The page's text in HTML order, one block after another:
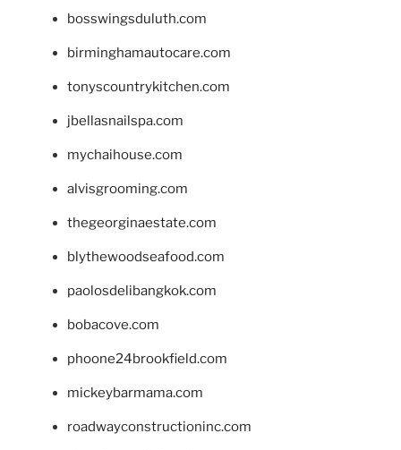
bosswingsduluth.com
birminghamautocare.com
tonyscountrykitchen.com
jbellasnailspa.com
mychaihouse.com
alvisgrooming.com
thegeorginaestate.com
blythewoodseafood.com
paolosdelibangkok.com
bobacove.com
phoone24brookfield.com
mickeybarmama.com
roadwayconstructioninc.com